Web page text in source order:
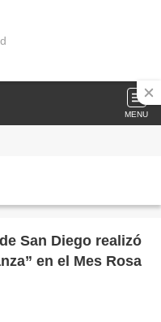
MENU
San Diego realizó
en el Mes Rosa